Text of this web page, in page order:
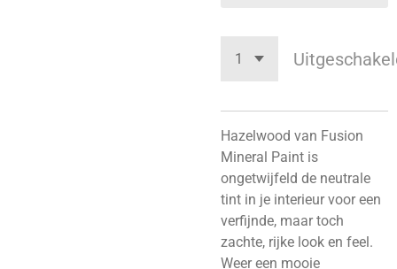
Hazelwood van Fusion
Mineral Paint is
ongetwijfeld de neutrale
tint in je interieur voor een
verfijnde, maar toch
zachte, rijke look en feel.
Weer een mooie